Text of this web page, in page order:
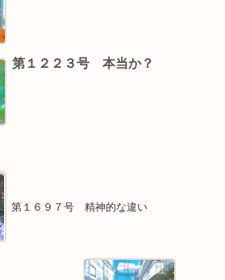
第１２２３号 本当か？
第１６９７号 精神的な違い